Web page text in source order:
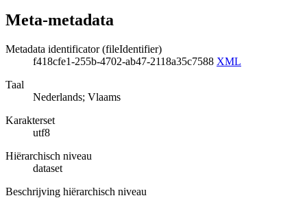
Meta-metadata
Metadata identificator (fileIdentifier)
f418cfe1-255b-4702-ab47-2118a35c7588 XML
Taal
Nederlands; Vlaams
Karakterset
utf8
Hiërarchisch niveau
dataset
Beschrijving hiërarchisch niveau